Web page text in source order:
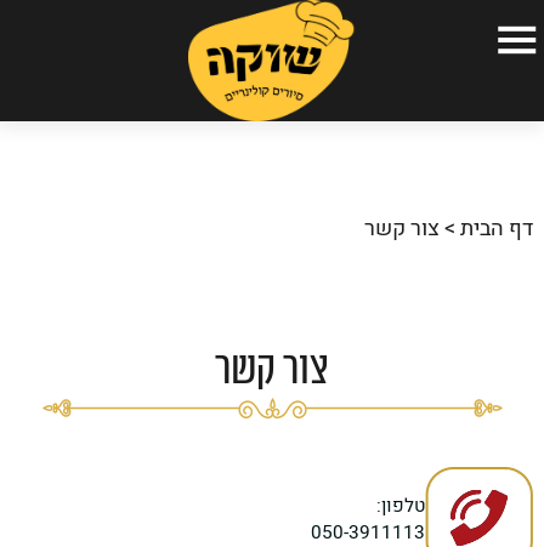
כתבו עלינו
שאלות ותשובות
דף הבית>צור קשר
צור קשר
טלפון:
050-3911113